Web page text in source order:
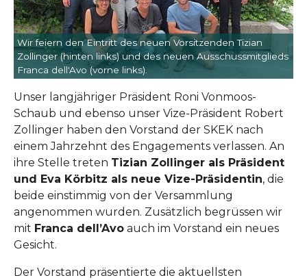
Wir feiern den Eintritt des neuen Vorsitzenden Tizian
Zollinger (hinten links) und des neuen Ausschussmitglieds
Franca dell'Avo (vorne links).
Unser langjähriger Präsident Roni Vonmoos-
Schaub und ebenso unser Vize-Präsident Robert
Zollinger haben den Vorstand der SKEK nach
einem Jahrzehnt des Engagements verlassen. An
ihre Stelle treten Tizian Zollinger als Präsident
und Eva Körbitz als neue Vize-Präsidentin, die
beide einstimmig von der Versammlung
angenommen wurden. Zusätzlich begrüssen wir
mit Franca dell’Avo auch im Vorstand ein neues
Gesicht.
Der Vorstand präsentierte die aktuellsten